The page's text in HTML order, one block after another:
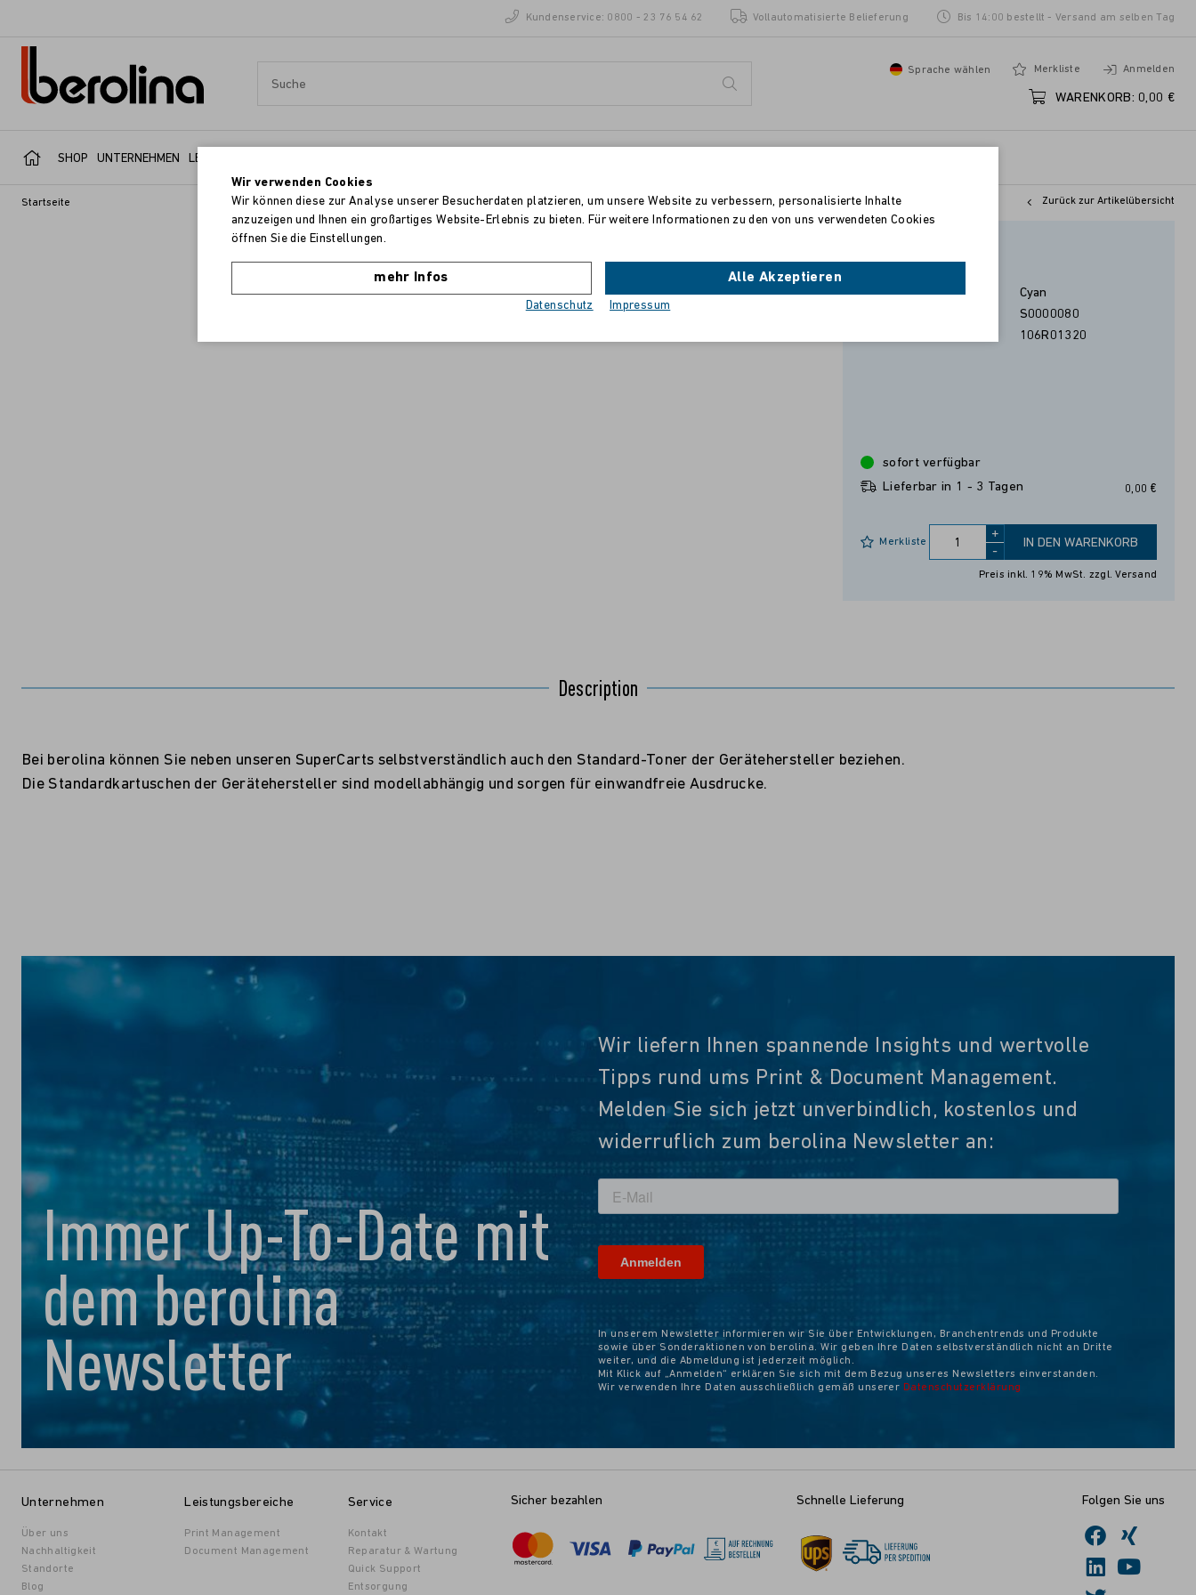
Kundenservice: 0800 - 23 76 54 62 Vollautomatisierte Belieferung Bis 14:00 bestellt - Versand am selben Tag
Sprache wählen Merkliste Anmelden
WARENKORB: 0,00 €
SHOP UNTERNEHMEN LEISTUNGSBEREICHE
Startseite Zurück zur Artikelübersicht
Standard-Tonerpatrone – Cyan (8.000 Seiten*) Farbe:
Cyan
S0000080
106R01320
0,00 €
sofort verfügbar
Lieferbar in 1 - 3 Tagen
+
-
IN DEN WARENKORB
Merkliste
Preis inkl. 19% MwSt. zzgl. Versand
Description
Bei berolina können Sie neben unseren SuperCarts selbstverständlich auch den Standard-Toner der Gerätehersteller beziehen.
Die Standardkartuschen der Gerätehersteller sind modellabhängig und sorgen für einwandfreie Ausdrucke.
Immer Up-To-Date mit
dem berolina
Newsletter
Wir liefern Ihnen spannende Insights und wertvolle
Tipps rund ums Print & Document Management.
Melden Sie sich jetzt unverbindlich, kostenlos und
widerruflich zum berolina Newsletter an:
In unserem Newsletter informieren wir Sie über Entwicklungen, Branchentrends und Produkte
sowie über Sonderaktionen von berolina. Wir geben Ihre Daten selbstverständlich nicht an Dritte
weiter, und die Abmeldung ist jederzeit möglich.
Mit Klick auf „Anmelden“ erklären Sie sich mit dem Bezug unseres Newsletters einverstanden.
Wir verwenden Ihre Daten ausschließlich gemäß unserer Datenschutzerklärung
Unternehmen
Über uns
Nachhaltigkeit
Standorte
Blog
Leistungsbereiche
Print Management
Document Management
Service
Kontakt
Reparatur & Wartung
Quick Support
Entsorgung
Sicher bezahlen Schnelle Lieferung Folgen Sie uns
Wir verwenden Cookies
Wir können diese zur Analyse unserer Besucherdaten platzieren, um unsere Website zu verbessern, personalisierte Inhalte
anzuzeigen und Ihnen ein großartiges Website-Erlebnis zu bieten. Für weitere Informationen zu den von uns verwendeten Cookies
öffnen Sie die Einstellungen.
mehr Infos Alle Akzeptieren
Datenschutz Impressum